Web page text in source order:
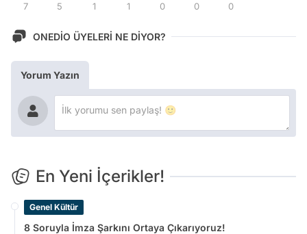
7 5 1 1 0 0 0
ONEDİO ÜYELERİ NE DİYOR?
Yorum Yazın
En Yeni İçerikler!
Genel Kültür
8 Soruyla İmza Şarkını Ortaya Çıkarıyoruz!